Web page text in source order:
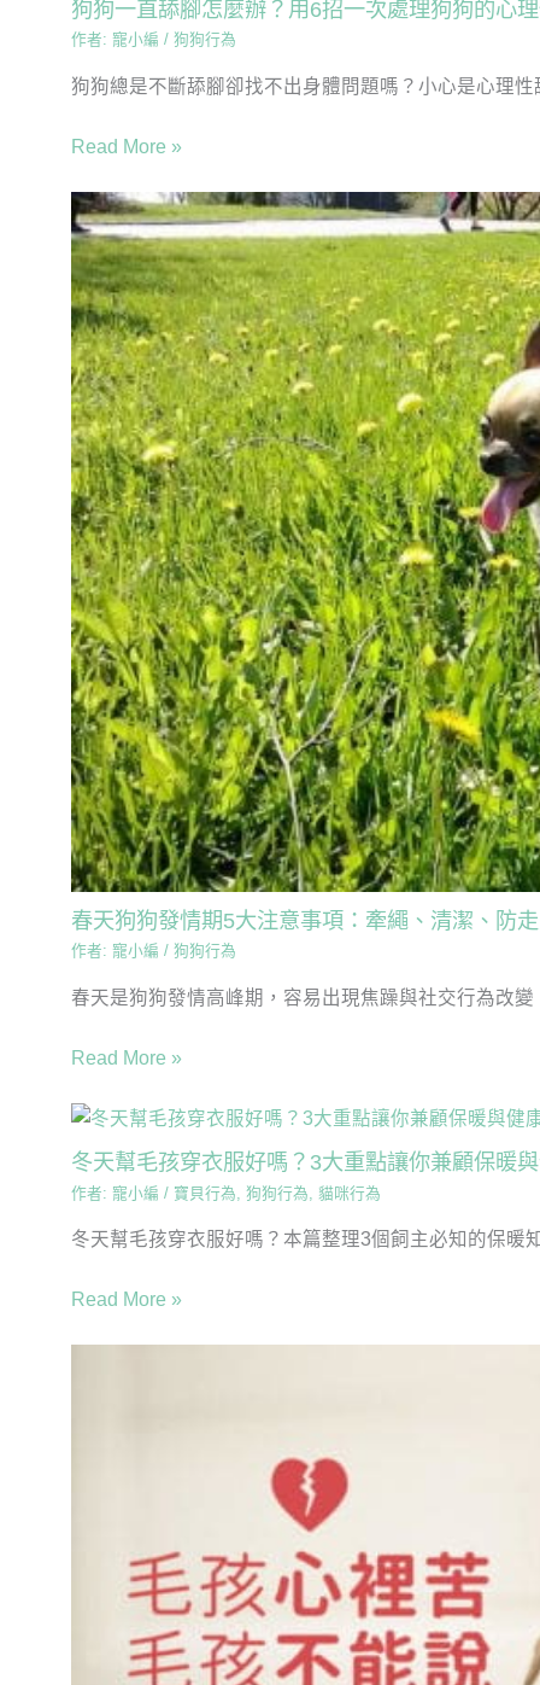
狗狗一直舔腳怎麼辦？用6招一次處理狗狗的心
作者: 寵小編 / 狗狗行為
狗狗總是不斷舔腳卻找不出身體問題嗎？小心是心理
Read More »
春天狗狗發情期5大注意事項：牽繩、清潔、防
作者: 寵小編 / 狗狗行為
春天是狗狗發情高峰期，容易出現焦躁與社交行為改
Read More »
冬天幫毛孩穿衣服好嗎？3大重點讓你兼顧保暖
作者: 寵小編 / 寶貝行為 狗狗行為 貓咪行為
冬天幫毛孩穿衣服好嗎？本篇整理3個飼主必知的保暖
Read More »